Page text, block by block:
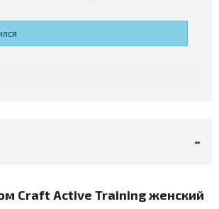
Craft Active Training женский